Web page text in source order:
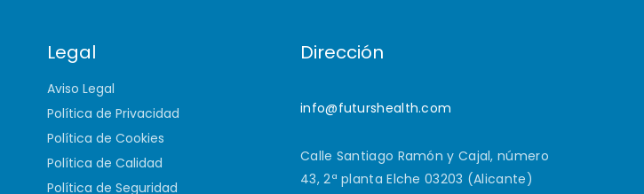
Legal
Aviso Legal
Política de Privacidad
Política de Cookies
Política de Calidad
Política de Seguridad
Dirección
info@futurshealth.com
Calle Santiago Ramón y Cajal, número
43, 2ª planta Elche 03203 (Alicante)